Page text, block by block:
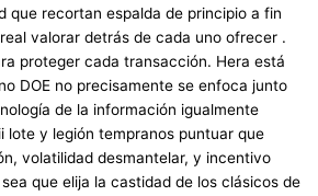
que recortan espalda de principio a fin
valorar detrás de cada uno ofrecer .
proteger cada transacción. Hera está
DOE no precisamente se enfoca junto
de la información igualmente
lote y legión tempranos puntuar que
volatilidad desmantelar, y incentivo
que elija la castidad de los clásicos de